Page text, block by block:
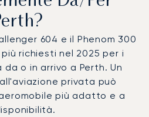
604 e il Phenom 300
richiesti nel 2025 per i
o in arrivo a Perth. Un
privata può
più adatto e a